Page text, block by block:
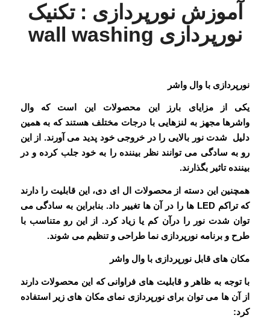
آموزش نورپردازی : تکنیک
نورپردازی wall washing
نورپردازی با وال واشر
یکی از مزایای بارز این محصولات این است که وال
واشرها مجهز به لنزهایی با درجات مختلف هستند که به همین
دلیل شدت نور بالایی را در خروجی خود پدید می آورند. از این
رو به سادگی می توانند نظر بیننده را به خود جلب کرده و در
بیننده تاثیر بگذارند.
همچنین این دسته از محصولات ال ای دی، این قابلیت را دارند
که تراکم LED ها را در آن ها تغییر داد. بنابراین به سادگی می
توان شدت نور را درآن کم یا زیاد کرد. از این رو متناسب با
طرح و برنامه نورپردازی نما طراحی و تنظیم می شوند.
مکان های قابل نورپردازی با وال واشر
با توجه به ظاهر و قابلیت های فراوانی که این محصولات دارند
از آن ها می توان برای نورپردازی نمای مکان های زیر استفاده
کرد: